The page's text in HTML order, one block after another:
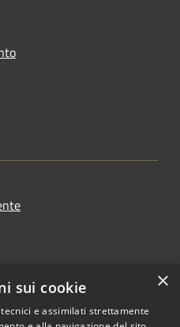
×
sui cookie
e assimilati strettamente